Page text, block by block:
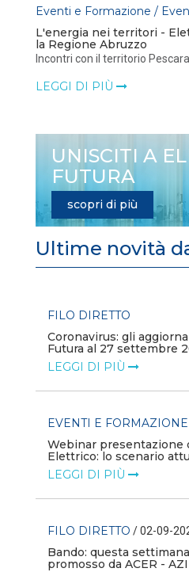
Eventi e Formazione /
L'energia nei territori -
la Regione Abruzzo
Incontri con il territorio
LEGGI DI PIÙ
UNISCITI A
FUTURA
scopri di più
Ultime novità
FILO DIRETTO
Coronavirus: gli
Futura al 27 settembre
LEGGI DI PIÙ
EVENTI E FORMAZIONE
Webinar presentazione
Elettrico: lo scenario
LEGGI DI PIÙ
FILO DIRETTO / 02-09-
Bando: questa
promosso da ACER -